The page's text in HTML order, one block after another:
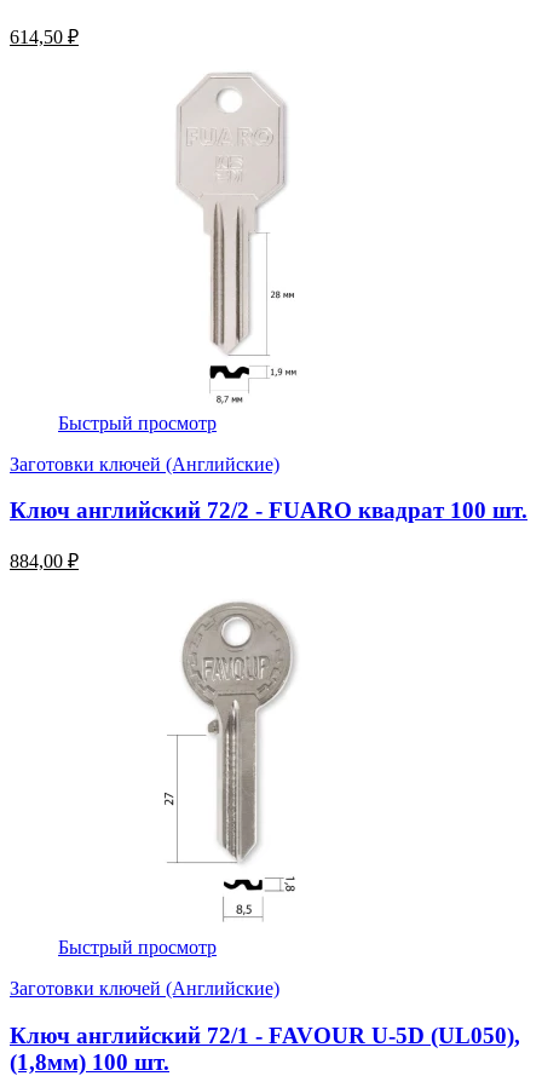
614,50 ₽
Быстрый просмотр
Заготовки ключей (Английские)
Ключ английский 72/2 - FUARO квадрат 100 шт.
884,00 ₽
Быстрый просмотр
Заготовки ключей (Английские)
Ключ английский 72/1 - FAVOUR U-5D (UL050),
(1,8мм) 100 шт.